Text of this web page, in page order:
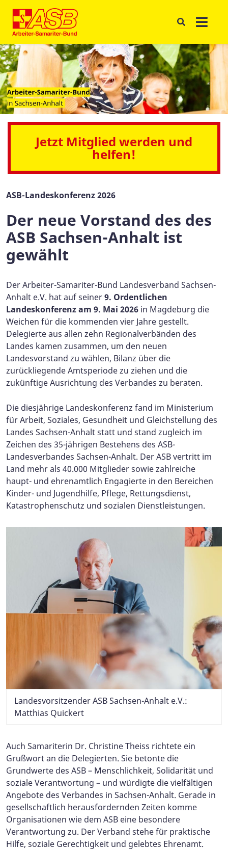
Jetzt Mitglied werden und
helfen!
ASB-Landeskonferenz 2026
Der neue Vorstand des des
ASB Sachsen-Anhalt ist
gewählt
Der Arbeiter-Samariter-Bund Landesverband Sachsen-
Anhalt e.V. hat auf seiner9. Ordentlichen
Landeskonferenz am 9. Mai 2026 in Magdeburg die
Weichen für die kommenden vier Jahre gestellt.
Delegierte aus allen zehn Regionalverbänden des
Landes kamen zusammen, um den neuen
Landesvorstand zu wählen, Bilanz über die
zurückliegende Amtsperiode zu ziehen und die
zukünftige Ausrichtung des Verbandes zu beraten.
Die diesjährige Landeskonferenz fand im Ministerium
für Arbeit, Soziales, Gesundheit und Gleichstellung des
Landes Sachsen-Anhalt statt und stand zugleich im
Zeichen des 35-jährigen Bestehens des ASB-
Landesverbandes Sachsen-Anhalt. Der ASB vertritt im
Land mehr als 40.000 Mitglieder sowie zahlreiche
haupt- und ehrenamtlich Engagierte in den Bereichen
Kinder- und Jugendhilfe, Pflege, Rettungsdienst,
Katastrophenschutz und sozialen Dienstleistungen.
Landesvorsitzender ASB Sachsen-Anhalt e.V.:
Matthias Quickert
Auch Samariterin Dr. Christine Theiss richtete ein
Grußwort an die Delegierten. Sie betonte die
Grundwerte des ASB – Menschlichkeit, Solidarität und
soziale Verantwortung – und würdigte die vielfältigen
Angebote des Verbandes in Sachsen-Anhalt. Gerade in
gesellschaftlich herausfordernden Zeiten komme
Organisationen wie dem ASB eine besondere
Verantwortung zu. Der Verband stehe für praktische
Hilfe, soziale Gerechtigkeit und gelebtes Ehrenamt.